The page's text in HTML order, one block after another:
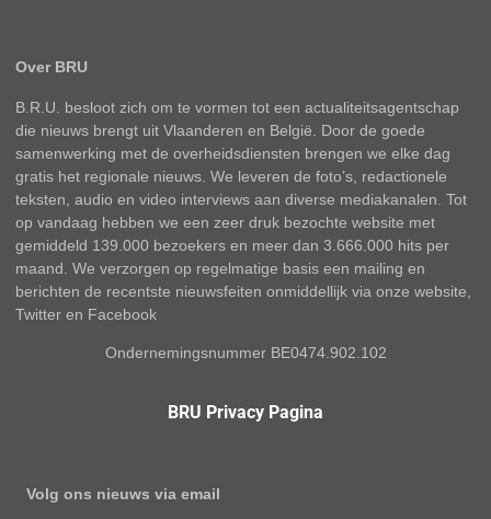
Over BRU
B.R.U. besloot zich om te vormen tot een actualiteitsagentschap
die nieuws brengt uit Vlaanderen en België. Door de goede
samenwerking met de overheidsdiensten brengen we elke dag
gratis het regionale nieuws. We leveren de foto’s, redactionele
teksten, audio en video interviews aan diverse mediakanalen. Tot
op vandaag hebben we een zeer druk bezochte website met
gemiddeld 139.000 bezoekers en meer dan 3.666.000 hits per
maand. We verzorgen op regelmatige basis een mailing en
berichten de recentste nieuwsfeiten onmiddellijk via onze website,
Twitter en Facebook
Ondernemingsnummer BE0474.902.102
BRU Privacy Pagina
Volg ons nieuws via email